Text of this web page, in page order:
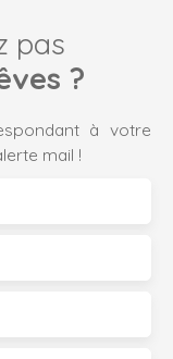
pas
?
à votre
mail !